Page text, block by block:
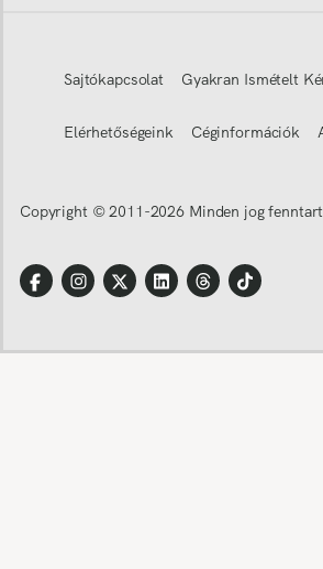
Sajtókapcsolat Gyakran Ismételt
Elérhetőségeink Céginformációk
Copyright © 2011-2026 Minden jog